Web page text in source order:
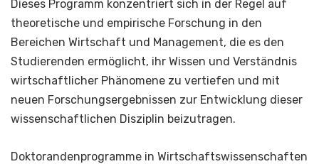
Dieses Programm konzentriert sich in der Regel auf
theoretische und empirische Forschung in den
Bereichen Wirtschaft und Management, die es den
Studierenden ermöglicht, ihr Wissen und Verständnis
wirtschaftlicher Phänomene zu vertiefen und mit
neuen Forschungsergebnissen zur Entwicklung dieser
wissenschaftlichen Disziplin beizutragen.
Doktorandenprogramme in Wirtschaftswissenschaften